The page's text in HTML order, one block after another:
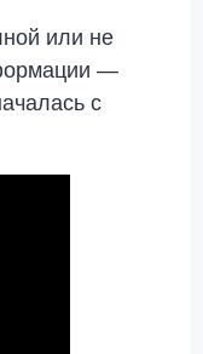
или не
—
с